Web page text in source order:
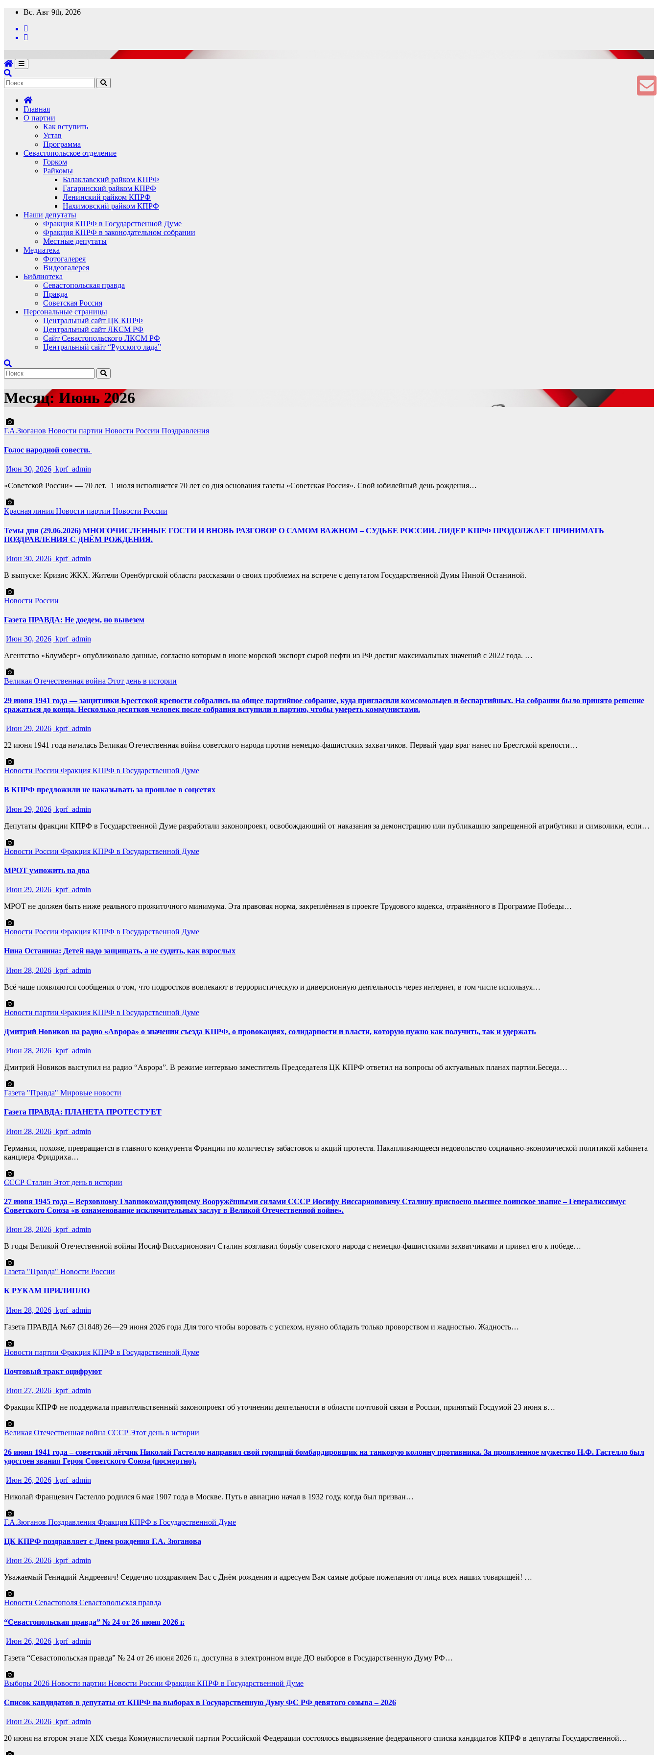
Перейти
содержимому
Вс. Авг 9th, 2026
Главная
О партии
Как вступить
Устав
Программа
Севастопольское отделение
Горком
Райкомы
Балаклавский райком КПРФ
Гагаринский райком КПРФ
Ленинский райком КПРФ
Нахимовский райком КПРФ
Наши депутаты
Фракция КПРФ в Государственной Думе
Фракция КПРФ в законодательном собрании
Местные депутаты
Медиатека
Фотогалерея
Видеогалерея
Библиотека
Севастопольская правда
Правда
Советская Россия
Персональные страницы
Центральный сайт ЦК КПРФ
Центральный сайт ЛКСМ РФ
Сайт Севастопольского ЛКСМ РФ
Центральный сайт “Русского лада”
Месяц: Июнь 2026
Г.А.Зюганов Новости партии Новости России Поздравления
Голос народной совести.
Июн 30, 2026 kprf_admin
«Советской России» — 70 лет. 1 июля исполняется 70 лет со дня основания газеты «Советская Россия». Свой юбилейный день рождения…
Красная линия Новости партии Новости России
Темы дня (29.06.2026) МНОГОЧИСЛЕННЫЕ ГОСТИ И ВНОВЬ РАЗГОВОР О САМОМ ВАЖНОМ – СУДЬБЕ РОССИИ. ЛИДЕР КПРФ ПРОДОЛЖАЕТ ПРИНИМАТЬ
ПОЗДРАВЛЕНИЯ С ДНЁМ РОЖДЕНИЯ.
Июн 30, 2026 kprf_admin
В выпуске: Кризис ЖКХ. Жители Оренбургской области рассказали о своих проблемах на встрече с депутатом Государственной Думы Ниной Останиной.
Новости России
Газета ПРАВДА: Не доедем, но вывезем
Июн 30, 2026 kprf_admin
Агентство «Блумберг» опубликовало данные, согласно которым в июне морской экспорт сырой нефти из РФ достиг максимальных значений с 2022 года. …
Великая Отечественная война Этот день в истории
29 июня 1941 года — защитники Брестской крепости собрались на общее партийное собрание, куда пригласили комсомольцев и беспартийных. На собрании было принято решение
сражаться до конца. Несколько десятков человек после собрания вступили в партию, чтобы умереть коммунистами.
Июн 29, 2026 kprf_admin
22 июня 1941 года началась Великая Отечественная война советского народа против немецко-фашистских захватчиков. Первый удар враг нанес по Брестской крепости…
Новости России Фракция КПРФ в Государственной Думе
В КПРФ предложили не наказывать за прошлое в соцсетях
Июн 29, 2026 kprf_admin
Депутаты фракции КПРФ в Государственной Думе разработали законопроект, освобождающий от наказания за демонстрацию или публикацию запрещенной атрибутики и символики, если…
Новости России Фракция КПРФ в Государственной Думе
МРОТ умножить на два
Июн 29, 2026 kprf_admin
МРОТ не должен быть ниже реального прожиточного минимума. Эта правовая норма, закреплённая в проекте Трудового кодекса, отражённого в Программе Победы…
Новости России Фракция КПРФ в Государственной Думе
Нина Останина: Детей надо защищать, а не судить, как взрослых
Июн 28, 2026 kprf_admin
Всё чаще появляются сообщения о том, что подростков вовлекают в террористическую и диверсионную деятельность через интернет, в том числе используя…
Новости партии Фракция КПРФ в Государственной Думе
Дмитрий Новиков на радио «Аврора» о значении съезда КПРФ, о провокациях, солидарности и власти, которую нужно как получить, так и удержать
Июн 28, 2026 kprf_admin
Дмитрий Новиков выступил на радио “Аврора”. В режиме интервью заместитель Председателя ЦК КПРФ ответил на вопросы об актуальных планах партии.Беседа…
Газета "Правда" Мировые новости
Газета ПРАВДА: ПЛАНЕТА ПРОТЕСТУЕТ
Июн 28, 2026 kprf_admin
Германия, похоже, превращается в главного конкурента Франции по количеству забастовок и акций протеста. Накапливающееся недовольство социально-экономической политикой кабинета
канцлера Фридриха…
СССР Сталин Этот день в истории
27 июня 1945 года – Верховному Главнокомандующему Вооружёнными силами СССР Иосифу Виссарионовичу Сталину присвоено высшее воинское звание – Генералиссимус
Советского Союза «в ознаменование исключительных заслуг в Великой Отечественной войне».
Июн 28, 2026 kprf_admin
В годы Великой Отечественной войны Иосиф Виссарионович Сталин возглавил борьбу советского народа с немецко-фашистскими захватчиками и привел его к победе…
Газета "Правда" Новости России
К РУКАМ ПРИЛИПЛО
Июн 28, 2026 kprf_admin
Газета ПРАВДА №67 (31848) 26—29 июня 2026 года Для того чтобы воровать с успехом, нужно обладать только проворством и жадностью. Жадность…
Новости партии Фракция КПРФ в Государственной Думе
Почтовый тракт оцифруют
Июн 27, 2026 kprf_admin
Фракция КПРФ не поддержала правительственный законопроект об уточнении деятельности в области почтовой связи в России, принятый Госдумой 23 июня в…
Великая Отечественная война СССР Этот день в истории
26 июня 1941 года – советский лётчик Николай Гастелло направил свой горящий бомбардировщик на танковую колонну противника. За проявленное мужество Н.Ф. Гастелло был
удостоен звания Героя Советского Союза (посмертно).
Июн 26, 2026 kprf_admin
Николай Францевич Гастелло родился 6 мая 1907 года в Москве. Путь в авиацию начал в 1932 году, когда был призван…
Г.А.Зюганов Поздравления Фракция КПРФ в Государственной Думе
ЦК КПРФ поздравляет с Днем рождения Г.А. Зюганова
Июн 26, 2026 kprf_admin
Уважаемый Геннадий Андреевич! Сердечно поздравляем Вас с Днём рождения и адресуем Вам самые добрые пожелания от лица всех наших товарищей! …
Новости Севастополя Севастопольская правда
“Севастопольская правда” № 24 от 26 июня 2026 г.
Июн 26, 2026 kprf_admin
Газета “Севастопольская правда” № 24 от 26 июня 2026 г., доступна в электронном виде ДО выборов в Государственную Думу РФ…
Выборы 2026 Новости партии Новости России Фракция КПРФ в Государственной Думе
Список кандидатов в депутаты от КПРФ на выборах в Государственную Думу ФС РФ девятого созыва – 2026
Июн 26, 2026 kprf_admin
20 июня на втором этапе XIX съезда Коммунистической партии Российской Федерации состоялось выдвижение федерального списка кандидатов КПРФ в депутаты Государственной…